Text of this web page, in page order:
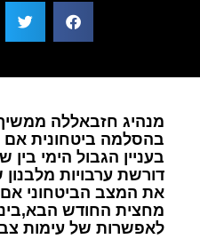
מנהיג חזבאללה
בהסלמה ביטחונית אם
בעניין הגבול הימי
דורשת ערבויות
את המצב הביטחוני
מחצית החודש
לאפשרות של עימות